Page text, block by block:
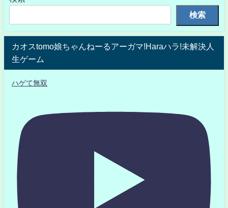
検索
カオスtomo娘ちゃんねーるアーガマ!Haraハラ!未解決人
生ゲーム
ハゲて無双